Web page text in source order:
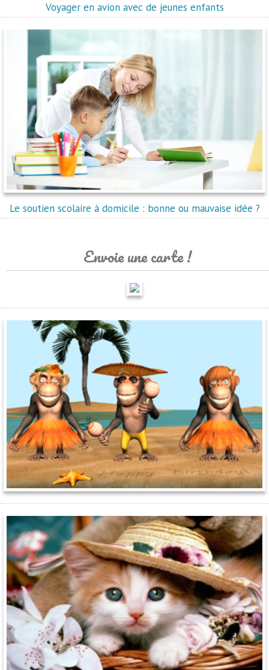
Voyager en avion avec de jeunes enfants
Le soutien scolaire à domicile : bonne ou mauvaise idée ?
Envoie une carte !